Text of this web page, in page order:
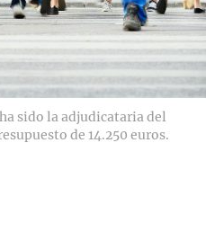
sido la adjudicataria del
de 14.250 euros.